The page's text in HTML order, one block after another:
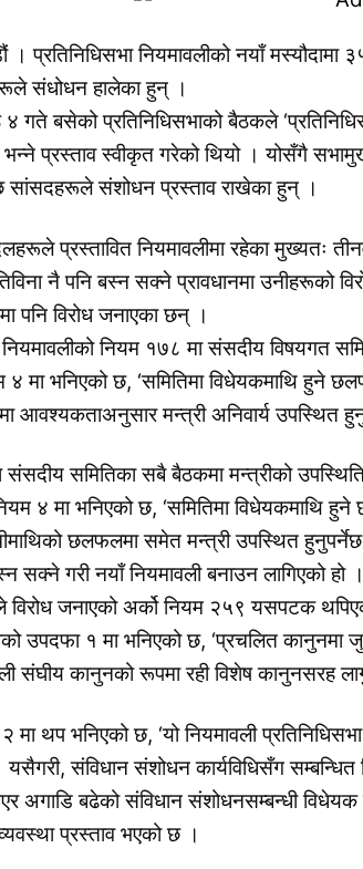
। प्रतिनिधिसभा नियमावलीको नयाँ
संधोधन हालेका हुन् ।
गते बसेको प्रतिनिधिसभाको बैठकले
भन्ने प्रस्ताव स्वीकृत गरेको थियो । योसँगै
सांसदहरूले संशोधन प्रस्ताव राखेका हुन् ।
दलहरूले प्रस्तावित नियमावलीमा रहेका मुख्यतः
नै पनि बस्न सक्ने प्रावधानमा उनीहरूको
पनि विरोध जनाएका छन् ।
नियमावलीको नियम १७८ मा संसदीय विषयगत
४ मा भनिएको छ, ‘समितिमा विधेयकमाथि हुने
आवश्यकताअनुसार मन्त्री अनिवार्य उपस्थित
समितिका सबै बैठकमा मन्त्रीको
४ मा भनिएको छ, ‘समितिमा विधेयकमाथि
छलफलमा समेत मन्त्री उपस्थित
सक्ने गरी नयाँ नियमावली बनाउन लागिएको हो
जनाएको अर्को नियम २५९ यसपटक
उपदफा १ मा भनिएको छ, ‘प्रचलित कानुनमा
संघीय कानुनको रूपमा रही विशेष कानुनसरह
मा थप भनिएको छ, ‘यो नियमावली
संविधान संशोधन कार्यविधिसँग सम्बन्धित
अगाडि बढेको संविधान संशोधनसम्बन्धी
प्रस्ताव भएको छ ।